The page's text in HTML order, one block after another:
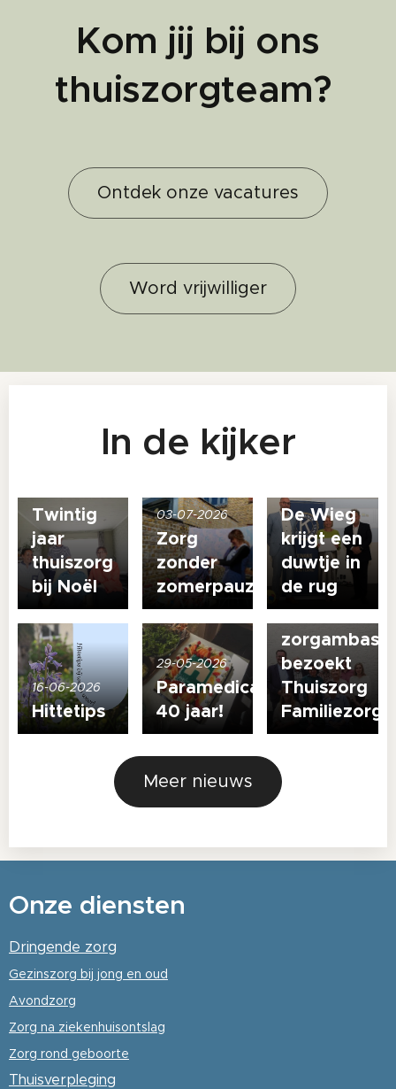
Kom jij bij ons
thuiszorgteam?
Ontdek onze vacatures
Word vrijwilliger
In de kijker
Twintig
jaar
thuiszorg
bij Noël
03-07-2026
Zorg
zonder
zomerpauze
De Wieg
krijgt een
duwtje in
de rug
16-06-2026
Hittetips
29-05-2026
Paramedica
40 jaar!
13-05-2026
Nieuwe
welzijns-
en
bezoekt
Thuiszorg
Familiezorg
Meer nieuws
Onze diensten
Dringende zorg
Gezinszorg bij jong en oud
Avondzorg
Zorg na ziekenhuisontslag
Zorg rond geboorte
Thuisverpleging